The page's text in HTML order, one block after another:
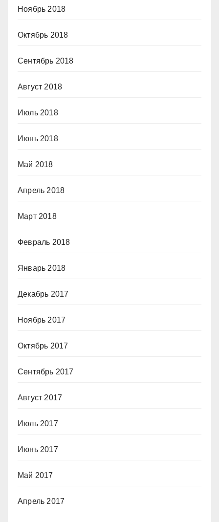
Ноябрь 2018
Октябрь 2018
Сентябрь 2018
Август 2018
Июль 2018
Июнь 2018
Май 2018
Апрель 2018
Март 2018
Февраль 2018
Январь 2018
Декабрь 2017
Ноябрь 2017
Октябрь 2017
Сентябрь 2017
Август 2017
Июль 2017
Июнь 2017
Май 2017
Апрель 2017